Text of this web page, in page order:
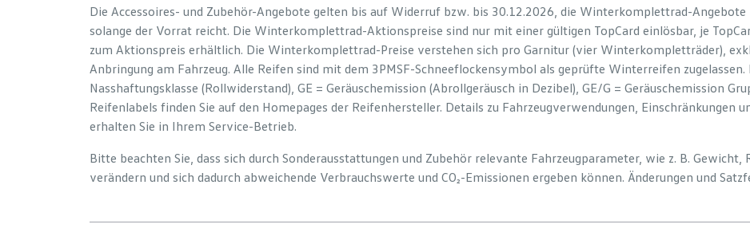
Die Accessoires- und Zubehör-Angebote gelten bis auf Widerruf bzw. bis 30.12.2026, die Winterkomplettrad-
solange der Vorrat reicht. Die Winterkomplettrad-Aktionspreise sind nur mit einer gültigen TopCard einlösbar, je
zum Aktionspreis erhältlich. Die Winterkomplettrad-Preise verstehen sich pro Garnitur (vier Winterkompletträder),
Anbringung am Fahrzeug. Alle Reifen sind mit dem 3PMSF-Schneeflockensymbol als geprüfte Winterreifen
Nasshaftungsklasse (Rollwiderstand), GE = Geräuschemission (Abrollgeräusch in Dezibel), GE/G = Geräuschemission
Reifenlabels finden Sie auf den Homepages der Reifenhersteller. Details zu Fahrzeugverwendungen, Einschränkungen
erhalten Sie in Ihrem Service-Betrieb.
Bitte beachten Sie, dass sich durch Sonderausstattungen und Zubehör relevante Fahrzeugparameter, wie z. B.
verändern und sich dadurch abweichende Verbrauchswerte und CO₂-Emissionen ergeben können. Änderungen und